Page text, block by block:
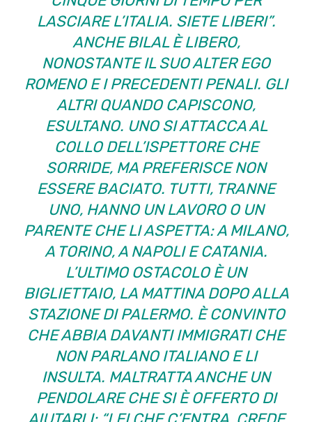
LASCIARE L’ITALIA. SIETE LIBERI”.
ANCHE BILAL È LIBERO,
NONOSTANTE IL SUO ALTER EGO
ROMENO E I PRECEDENTI PENALI. GLI
ALTRI QUANDO CAPISCONO,
ESULTANO. UNO SI ATTACCA AL
COLLO DELL’ISPETTORE CHE
SORRIDE, MA PREFERISCE NON
ESSERE BACIATO. TUTTI, TRANNE
UNO, HANNO UN LAVORO O UN
PARENTE CHE LI ASPETTA: A MILANO,
A TORINO, A NAPOLI E CATANIA.
L’ULTIMO OSTACOLO È UN
BIGLIETTAIO, LA MATTINA DOPO ALLA
STAZIONE DI PALERMO. È CONVINTO
CHE ABBIA DAVANTI IMMIGRATI CHE
NON PARLANO ITALIANO E LI
INSULTA. MALTRATTA ANCHE UN
PENDOLARE CHE SI È OFFERTO DI